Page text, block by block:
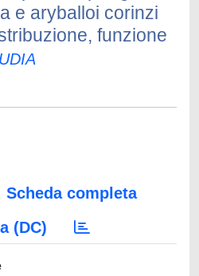
e aryballoi corinzi
funzione
Scheda completa
(DC)